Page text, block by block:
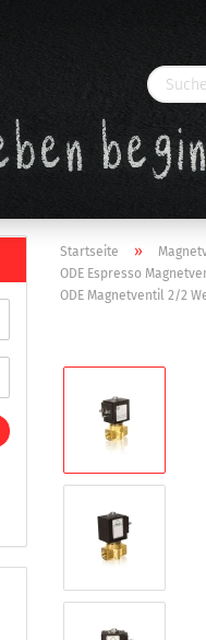
Startseite »
ODE Espresso
ODE Magnetventil 2/2